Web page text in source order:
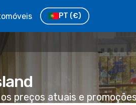
PT (€)
preços atuais e